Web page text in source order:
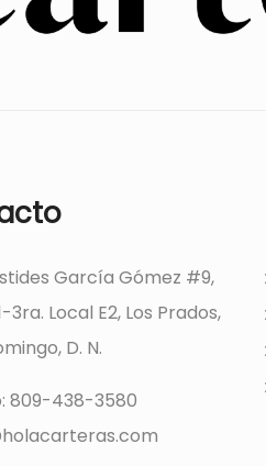
García Gómez #9,
3ra. Local E2, Los Prados,
D. N.
809-438-3580